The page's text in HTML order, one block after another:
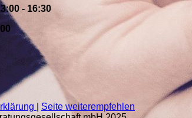
mbH
- 16:30
Seite weiterempfehlen